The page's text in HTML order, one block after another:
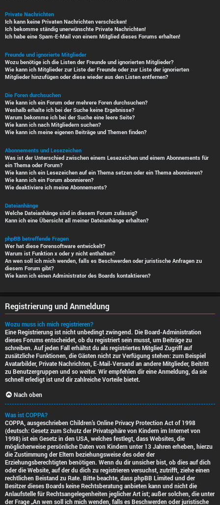
Private Nachrichten
Ich kann keine Privaten Nachrichten verschicken!
Ich bekomme ständig unerwünschte Private Nachrichten!
Ich habe eine Spam-E-Mail von einem Mitglied dieses Forums erhalten!
Freunde und ignorierte Mitglieder
Wozu benötige ich die Listen der Freunde und ignorierten Mitglieder?
Wie kann ich Mitglieder zur Liste der Freunde oder zur Liste der ignorierten
Mitglieder hinzufügen oder diese wieder aus den Listen entfernen?
Die Foren durchsuchen
Wie kann ich ein Forum oder mehrere Foren durchsuchen?
Weshalb erhalte ich bei der Suche keine Ergebnisse?
Warum bekomme ich bei der Suche eine leere Seite?
Wie kann ich nach Mitgliedern suchen?
Wie kann ich meine eigenen Beiträge und Themen finden?
Abonnements und Lesezeichen
Was ist der Unterschied zwischen einem Lesezeichen und einem Abonnements für
ein Thema oder Forum?
Wie kann ich ein Lesezeichen auf ein Thema setzen oder ein Thema abonnieren?
Wie kann ich ein Forum abonnieren?
Wie deaktiviere ich meine Abonnements?
Dateianhänge
Welche Dateianhänge sind in diesem Forum zulässig?
Kann ich eine Übersicht all meiner Dateianhänge erhalten?
phpBB betreffende Fragen
Wer hat diese Forensoftware entwickelt?
Warum ist Funktion x oder y nicht enthalten?
An wen soll ich mich wenden, falls es Beschwerden oder juristische Anfragen zu
diesem Forum gibt?
Wie kann ich einen Administrator des Boards kontaktieren?
Registrierung und Anmeldung
Wozu muss ich mich registrieren?
Eine Registrierung ist nicht unbedingt zwingend. Die Board-Administration
dieses Forums entscheidet, ob du registriert sein musst, um Beiträge zu
schreiben. Auf jeden Fall erhältst du als registriertes Mitglied Zugriff auf
zusätzliche Funktionen, die Gästen nicht zur Verfügung stehen: zum Beispiel
Avatarbilder, Private Nachrichten, E-Mail-Versand an andere Mitglieder, Beitritt
zu Benutzergruppen und so weiter. Wir empfehlen dir eine Anmeldung, da sie
schnell erledigt ist und dir zahlreiche Vorteile bietet.
Nach oben
Was ist COPPA?
COPPA, ausgeschrieben Children’s Online Privacy Protection Act of 1998
(deutsch: Gesetz zum Schutz der Privatsphäre von Kindern im Internet von
1998) ist ein Gesetz in den USA, welches festlegt, dass Websites, die
möglicherweise persönliche Daten von Kindern unter 13 Jahren erheben, hierzu
die Zustimmung der Eltern beziehungsweise des oder der
Erziehungsberechtigten benötigen. Wenn du dir unsicher bist, ob dies auf dich
oder die Website, auf der du dich zu registrieren versuchst, zutrifft, ziehe einen
rechtlichen Beistand zu Rate. Bitte beachte, dass phpBB Limited und der
Besitzer dieses Boards keine Rechtsberatung anbieten kann und nicht die
Anlaufstelle für Rechtsangelegenheiten jeglicher Art ist; außer solchen, die unter
der Frage „An wen soll ich mich wenden, falls es Beschwerden oder juristische